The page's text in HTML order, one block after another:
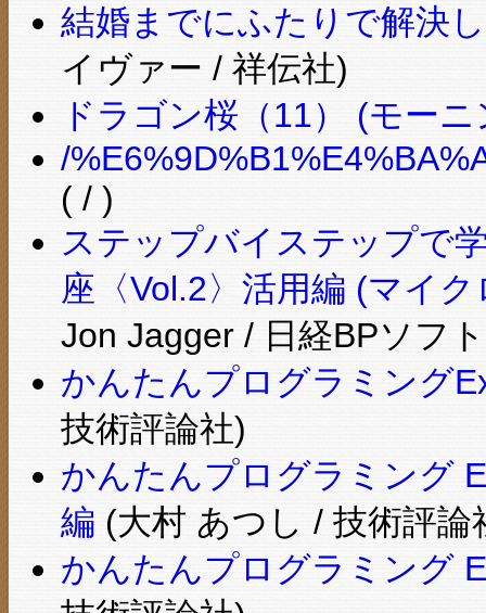
結婚までにふたりで解決
イヴァー / 祥伝社)
ドラゴン桜（11） (モー
/
( / )
ステップバイステップで
座〈Vol.2〉活用編 (マイ
Jon Jagger / 日経BPソフ
かんたんプログラミング
技術評論社)
かんたんプログラミング
編 (大村 あつし / 技術評論
かんたんプログラミング